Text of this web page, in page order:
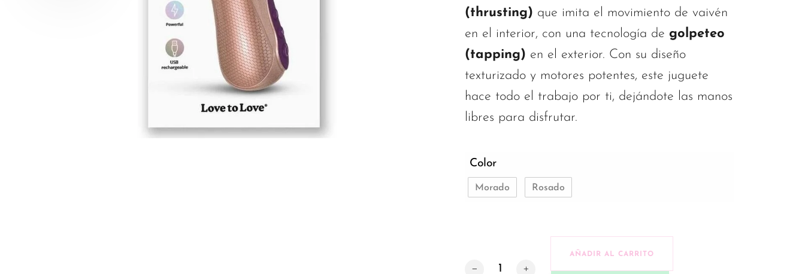
(thrusting) que imita el movimiento de vaivén
en el interior, con una tecnología de golpeteo
(tapping) en el exterior. Con su diseño
texturizado y motores potentes, este juguete
hace todo el trabajo por ti, dejándote las manos
libres para disfrutar.
Color
Morado Rosado
Sassy Bunny: Vibrador Rabbit con Empuje y Tapping cantidad
AÑADIR AL CARRITO